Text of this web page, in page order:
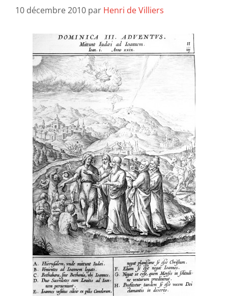
10 décembre 2010 par Henri de Villiers